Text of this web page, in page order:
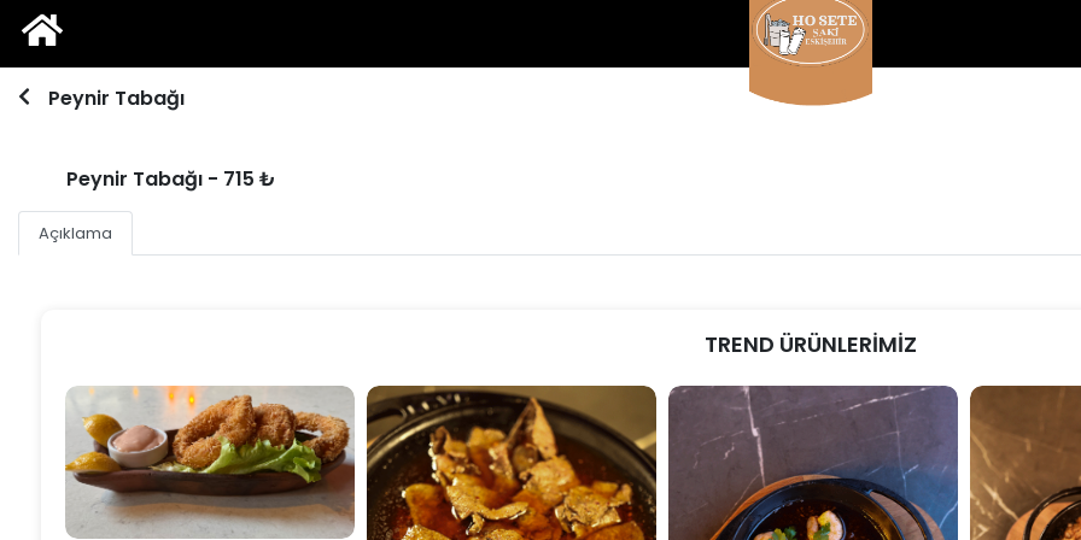
Peynir Tabağı
Peynir Tabağı - 715 ₺
Açıklama
TREND ÜRÜNLERİMİZ